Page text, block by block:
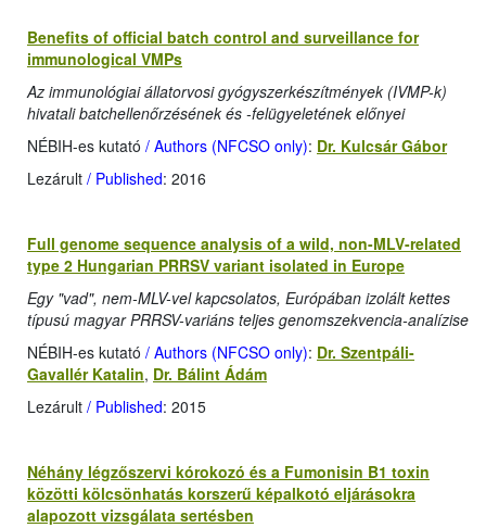
Benefits of official batch control and surveillance for
immunological VMPs
Az immunológiai állatorvosi gyógyszerkészítmények (IVMP-k)
hivatali batchellenőrzésének és -felügyeletének előnyei
NÉBIH-es kutató / Authors (NFCSO only): Dr. Kulcsár Gábor
Lezárult / Published: 2016
Full genome sequence analysis of a wild, non-MLV-related
type 2 Hungarian PRRSV variant isolated in Europe
Egy "vad", nem-MLV-vel kapcsolatos, Európában izolált kettes
típusú magyar PRRSV-variáns teljes genomszekvencia-analízise
NÉBIH-es kutató / Authors (NFCSO only): Dr. Szentpáli-
Gavallér Katalin, Dr. Bálint Ádám
Lezárult / Published: 2015
Néhány légzőszervi kórokozó és a Fumonisin B1 toxin
közötti kölcsönhatás korszerű képalkotó eljárásokra
alapozott vizsgálata sertésben